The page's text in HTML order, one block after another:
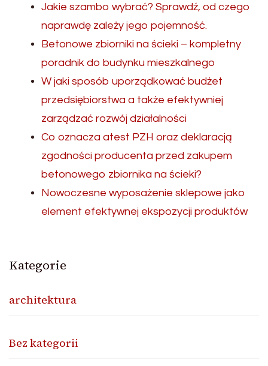
Jakie szambo wybrać? Sprawdź, od czego
naprawdę zależy jego pojemność.
Betonowe zbiorniki na ścieki – kompletny
poradnik do budynku mieszkalnego
W jaki sposób uporządkować budżet
przedsiębiorstwa a także efektywniej
zarządzać rozwój działalności
Co oznacza atest PZH oraz deklaracją
zgodności producenta przed zakupem
betonowego zbiornika na ścieki?
Nowoczesne wyposażenie sklepowe jako
element efektywnej ekspozycji produktów
Kategorie
architektura
Bez kategorii